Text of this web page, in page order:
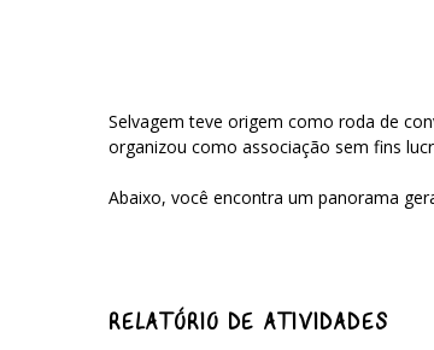
Selvagem teve origem como roda de
organizou como associação sem fins
Abaixo, você encontra um panorama
RELATÓRIO DE ATIVIDADES